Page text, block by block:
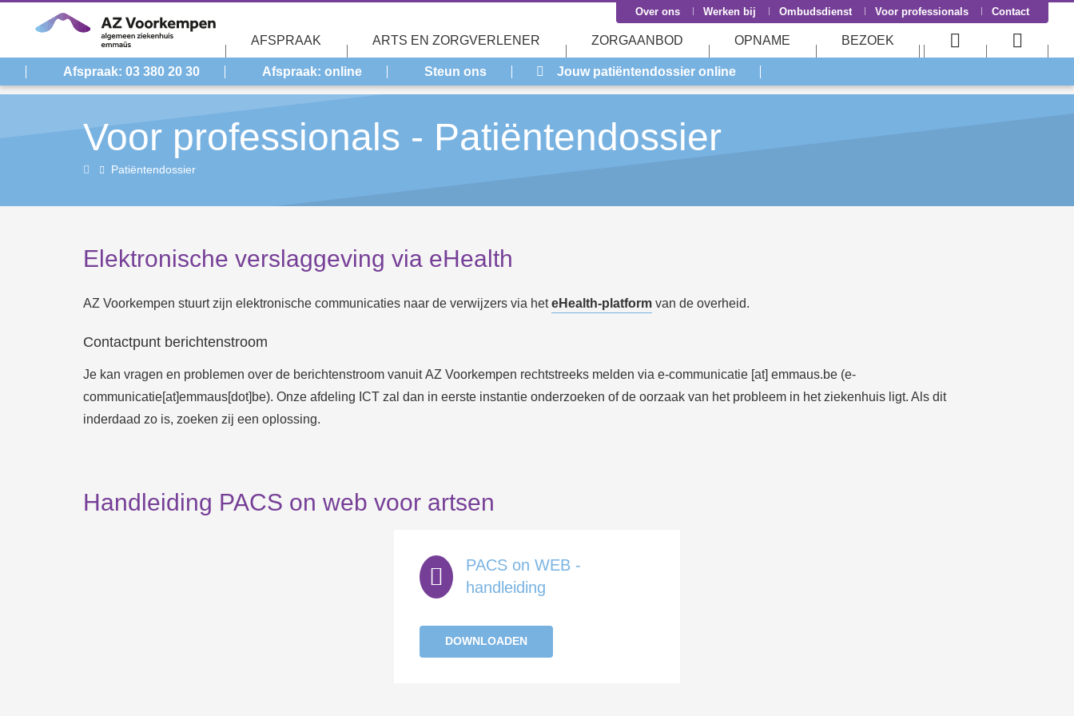
Over ons Werken bij Ombudsdienst Voor professionals Contact
AFSPRAAK ARTS EN ZORGVERLENER ZORGAANBOD OPNAME BEZOEK
User
menu
menu
Afspraak: 03 380 20 30 Afspraak: online Steun ons Jouw patiëntendossier online
Voor professionals - Patiëntendossier
VoorPatiëntendossier
Elektronische verslaggeving via eHealth
AZ Voorkempen stuurt zijn elektronische communicaties naar de verwijzers via heteHealth-platform van de overheid.
Contactpunt berichtenstroom
Je kan vragen en problemen over de berichtenstroom vanuit AZ Voorkempen rechtstreeks melden via e-communicatie [at] emmaus.be (e-
communicatie[at]emmaus[dot]be). Onze afdeling ICT zal dan in eerste instantie onderzoeken of de oorzaak van het probleem in het ziekenhuis ligt. Als dit
inderdaad zo is, zoeken zij een oplossing.
Handleiding PACS on web voor artsen
PACS on WEB -
handleiding
DOWNLOADEN